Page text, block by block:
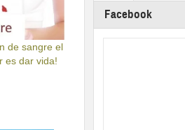
de sangre el
es dar vida!
Facebook